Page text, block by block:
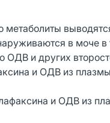
метаболиты
в моче
ОДВ и других
и ОДВ из
и ОДВ из